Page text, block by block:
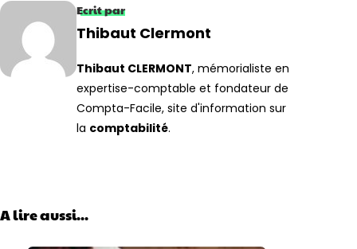
Ecrit par
Thibaut Clermont
Thibaut CLERMONT, mémorialiste en
expertise-comptable et fondateur de
Compta-Facile, site d'information sur
la comptabilité.
A lire aussi...